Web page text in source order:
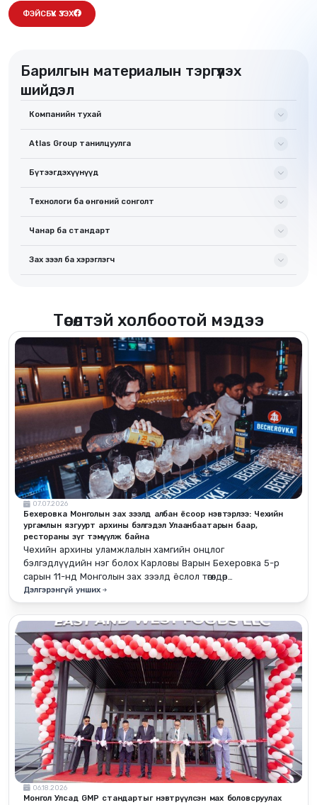
ФЭЙСБҮҮК ҮЗЭХ
Барилгын материалын тэргүүлэх
шийдэл
Компанийн тухай
Atlas Group танилцуулга
Бүтээгдэхүүнүүд
Технологи ба өнгөний сонголт
Чанар ба стандарт
Зах зээл ба хэрэглэгч
Төсөлтэй холбоотой мэдээ
07.07.2026
Бехеровка Монголын зах зээлд албан ёсоор нэвтэрлээ: Чехийн
ургамлын язгуурт архины бэлгэдэл Улаанбаатарын баар,
рестораны зүг тэмүүлж байна
Чехийн архины уламжлалын хамгийн онцлог
бэлгэдлүүдийн нэг болох Карловы Варын Бехеровка 5-р
сарын 11-нд Монголын зах зээлд ёслол төгөлдөр
танилцуулагдлаа.
Дэлгэрэнгүй унших
06.18.2026
Монгол Улсад GMP стандартыг нэвтрүүлсэн мах боловсруулах